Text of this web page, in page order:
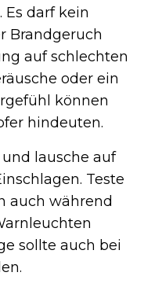
darf kein
Brandgeruch
auf schlechten
oder ein
können
hindeuten.
lausche auf
Teste
auch während
sollte auch bei